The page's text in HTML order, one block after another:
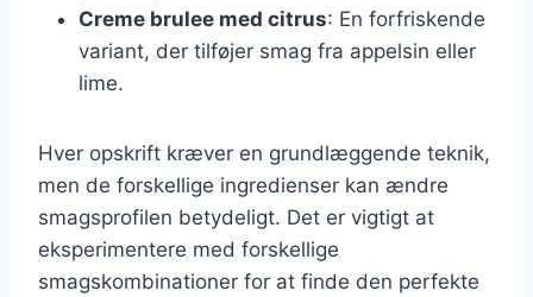
Creme brulee med citrus: En forfriskende
variant, der tilføjer smag fra appelsin eller
lime.
Hver opskrift kræver en grundlæggende teknik,
men de forskellige ingredienser kan ændre
smagsprofilen betydeligt. Det er vigtigt at
eksperimentere med forskellige
smagskombinationer for at finde den perfekte